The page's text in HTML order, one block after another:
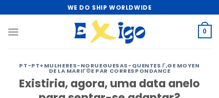
to
content
WE DO SHIP WORLDWIDE
0
PT-PT+MULHERES-NORUEGUESAS-QUENTES Г‚GE MOYEN
DE LA MARIГ©E PAR CORRESPONDANCE
Existiria, agora, uma data anelo